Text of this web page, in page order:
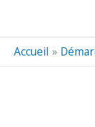
Accueil